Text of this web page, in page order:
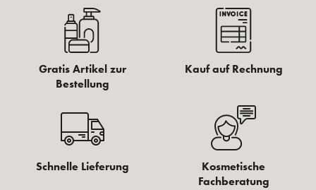
Gratis Artikel zur
Bestellung
Kauf auf Rechnung
Schnelle Lieferung
Kosmetische
Fachberatung